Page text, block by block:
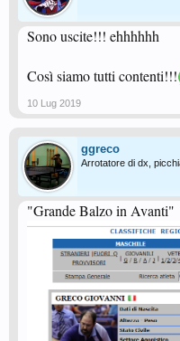
Sono uscite!!! ehhhhhh
Così siamo tutti contenti!!!
10 Lug 2019
ggreco
Arrotatore di dx,
"Grande Balzo in Avanti"